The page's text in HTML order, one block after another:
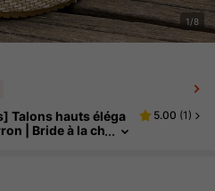
1/8
Talons hauts éléga
| Bride à la ch
5.00 (1 )